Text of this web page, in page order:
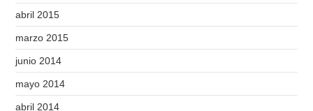
abril 2015
marzo 2015
junio 2014
mayo 2014
abril 2014